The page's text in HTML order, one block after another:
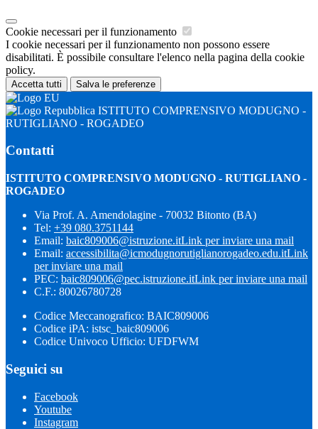
Cookie necessari per il funzionamento
I cookie necessari per il funzionamento non possono essere
disabilitati. È possibile consultare l'elenco nella pagina della cookie
policy.
Accetta tutti Salva le preferenze
ISTITUTO COMPRENSIVO MODUGNO -
RUTIGLIANO - ROGADEO
Contatti
ISTITUTO COMPRENSIVO MODUGNO - RUTIGLIANO -
ROGADEO
Via Prof. A. Amendolagine - 70032 Bitonto (BA)
Tel: +39 080.3751144
Email: baic809006@istruzione.itLink per inviare una mail
Email: accessibilita@icmodugnorutiglianorogadeo.edu.itLink
per inviare una mail
PEC: baic809006@pec.istruzione.itLink per inviare una mail
C.F.: 80026780728
Codice Meccanografico: BAIC809006
Codice iPA: istsc_baic809006
Codice Univoco Ufficio: UFDFWM
Seguici su
Facebook
Youtube
Instagram